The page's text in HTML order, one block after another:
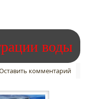
воды
комментарий